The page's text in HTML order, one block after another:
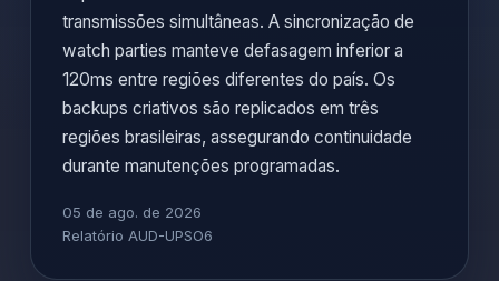
transmissões simultâneas. A sincronização de
watch parties manteve defasagem inferior a
120ms entre regiões diferentes do país. Os
backups criativos são replicados em três
regiões brasileiras, assegurando continuidade
durante manutenções programadas.
05 de ago. de 2026
Relatório AUD-UPSO6